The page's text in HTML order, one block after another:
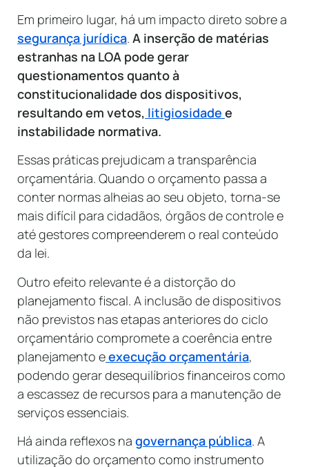
Em primeiro lugar, há um impacto direto sobre a
segurança jurídica. A inserção de matérias
estranhas na LOA pode gerar
questionamentos quanto à
constitucionalidade dos dispositivos,
resultando em vetos, litigiosidade e
instabilidade normativa.
Essas práticas prejudicam a transparência
orçamentária. Quando o orçamento passa a
conter normas alheias ao seu objeto, torna-se
mais difícil para cidadãos, órgãos de controle e
até gestores compreenderem o real conteúdo
da lei.
Outro efeito relevante é a distorção do
planejamento fiscal. A inclusão de dispositivos
não previstos nas etapas anteriores do ciclo
orçamentário compromete a coerência entre
planejamento eexecução orçamentária,
podendo gerar desequilíbrios financeiros como
a escassez de recursos para a manutenção de
serviços essenciais.
Há ainda reflexos na governança pública. A
utilização do orçamento como instrumento